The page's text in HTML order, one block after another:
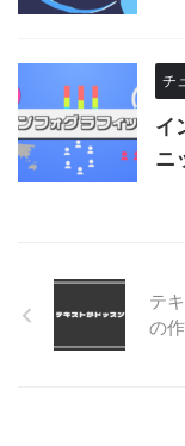
チ
イ
ニ
テ
の